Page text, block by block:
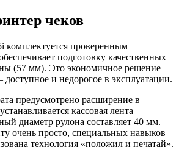
чеков
комплектуется проверенным
подготовку качественных
(57 мм). Это экономичное решение
и недорогое в эксплуатации.
предусмотрено расширение в
кассовая лента —
диаметр рулона составляет 40 мм.
очень просто, специальных навыков
технология «положил и печатай».